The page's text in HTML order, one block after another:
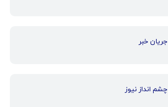
جریان خبر
چشم انداز نیوز